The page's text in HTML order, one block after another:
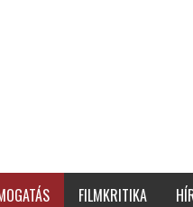
FILMKRITIKA